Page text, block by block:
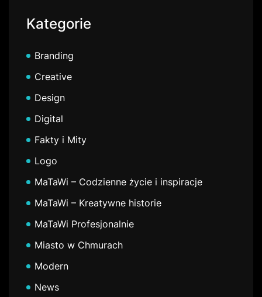
Kategorie
Branding
Creative
Design
Digital
Fakty i Mity
Logo
MaTaWi – Codzienne życie i inspiracje
MaTaWi – Kreatywne historie
MaTaWi Profesjonalnie
Miasto w Chmurach
Modern
News